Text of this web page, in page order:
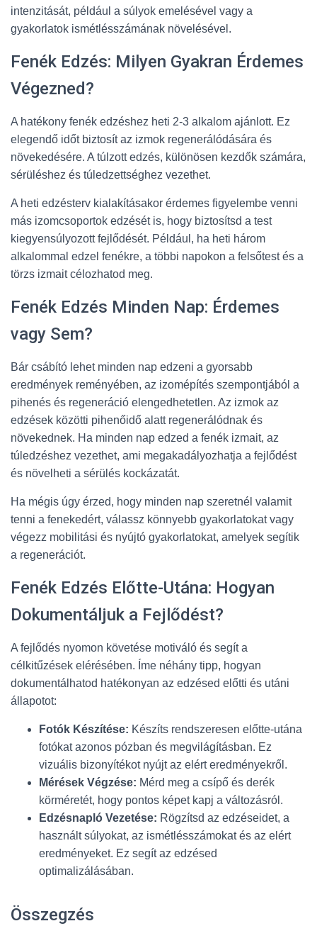
intenzitását, például a súlyok emelésével vagy a
gyakorlatok ismétlésszámának növelésével.
Fenék Edzés: Milyen Gyakran Érdemes
Végezned?
A hatékony fenék edzéshez heti 2-3 alkalom ajánlott. Ez
elegendő időt biztosít az izmok regenerálódására és
növekedésére. A túlzott edzés, különösen kezdők számára,
sérüléshez és túledzettséghez vezethet.
A heti edzésterv kialakításakor érdemes figyelembe venni
más izomcsoportok edzését is, hogy biztosítsd a test
kiegyensúlyozott fejlődését. Például, ha heti három
alkalommal edzel fenékre, a többi napokon a felsőtest és a
törzs izmait célozhatod meg.
Fenék Edzés Minden Nap: Érdemes
vagy Sem?
Bár csábító lehet minden nap edzeni a gyorsabb
eredmények reményében, az izomépítés szempontjából a
pihenés és regeneráció elengedhetetlen. Az izmok az
edzések közötti pihenőidő alatt regenerálódnak és
növekednek. Ha minden nap edzed a fenék izmait, az
túledzéshez vezethet, ami megakadályozhatja a fejlődést
és növelheti a sérülés kockázatát.
Ha mégis úgy érzed, hogy minden nap szeretnél valamit
tenni a fenekedért, válassz könnyebb gyakorlatokat vagy
végezz mobilitási és nyújtó gyakorlatokat, amelyek segítik
a regenerációt.
Fenék Edzés Előtte-Utána: Hogyan
Dokumentáljuk a Fejlődést?
A fejlődés nyomon követése motiváló és segít a
célkitűzések elérésében. Íme néhány tipp, hogyan
dokumentálhatod hatékonyan az edzésed előtti és utáni
állapotot:
Fotók Készítése: Készíts rendszeresen előtte-utána
fotókat azonos pózban és megvilágításban. Ez
vizuális bizonyítékot nyújt az elért eredményekről.
Mérések Végzése: Mérd meg a csípő és derék
körméretét, hogy pontos képet kapj a változásról.
Edzésnapló Vezetése: Rögzítsd az edzéseidet, a
használt súlyokat, az ismétlésszámokat és az elért
eredményeket. Ez segít az edzésed
optimalizálásában.
Összegzés